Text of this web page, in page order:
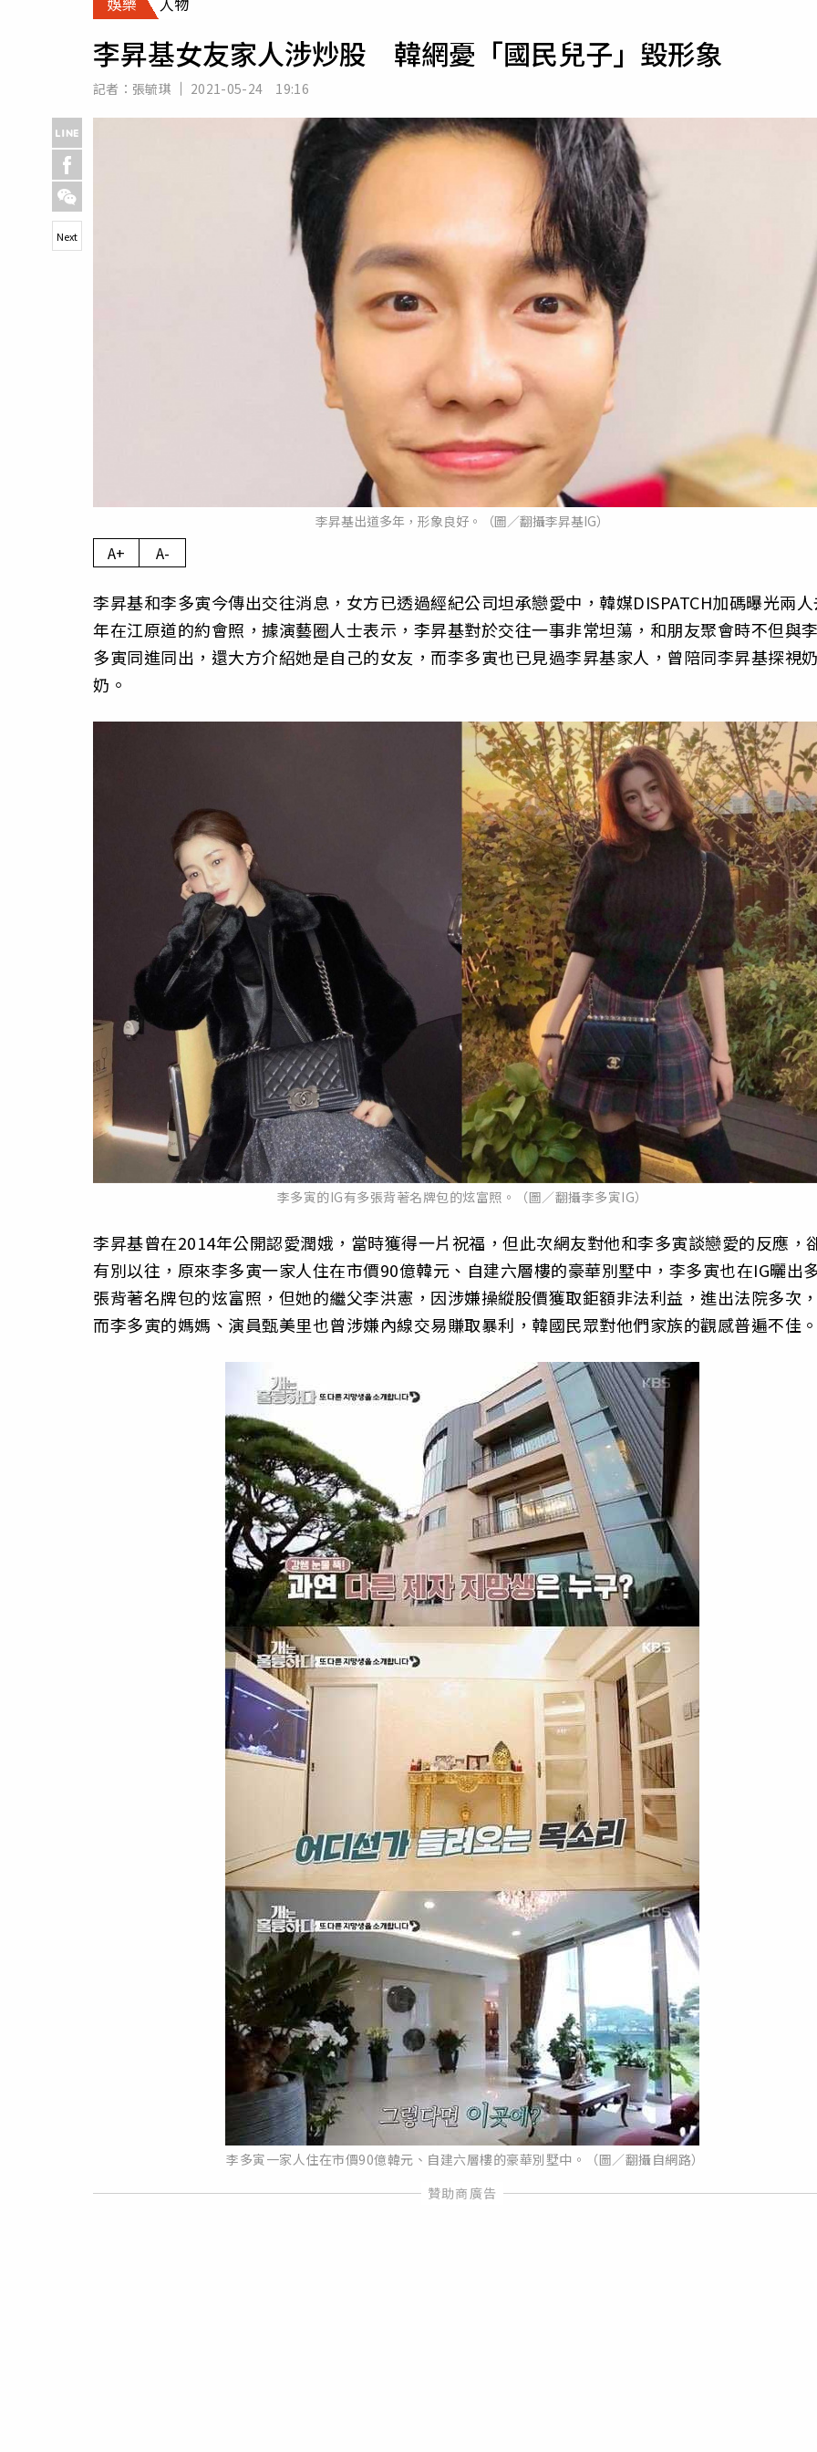
專欄
房產新勢力
運勢
梅酒
李昇基女友家人涉炒股 韓網憂「國民兒子」毀形象
記者： 張毓琪 2021-05-24 19:16
李昇基出道多年，形象良好。（圖／翻攝李昇基IG）
Next
A+ A-
李昇基和李多寅今傳出交往消息，女方已透過經紀公司坦承戀愛中，韓媒DISPATCH加碼曝光兩人
年在江原道的約會照，據演藝圈人士表示，李昇基對於交往一事非常坦蕩，和朋友聚會時不但與李
多寅同進同出，還大方介紹她是自己的女友，而李多寅也已見過李昇基家人，曾陪同李昇基探視奶
奶。
李多寅的IG有多張背著名牌包的炫富照。（圖／翻攝李多寅IG）
李昇基曾在2014年公開認愛潤娥，當時獲得一片祝福，但此次網友對他和李多寅談戀愛的反應，
有別以往，原來李多寅一家人住在市價90億韓元、自建六層樓的豪華別墅中，李多寅也在IG曬出
張背著名牌包的炫富照，但她的繼父李洪憲，因涉嫌操縱股價獲取鉅額非法利益，進出法院多次，
而李多寅的媽媽、演員甄美里也曾涉嫌內線交易賺取暴利，韓國民眾對他們家族的觀感普遍不佳。
李多寅一家人住在市價90億韓元、自建六層樓的豪華別墅中。（圖／翻攝自網路）